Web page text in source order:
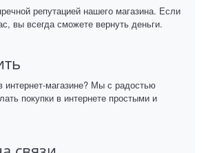
репутацией нашего магазина. Если
вы всегда сможете вернуть деньги.
интернет-магазине? Мы с радостью
покупки в интернете простыми и